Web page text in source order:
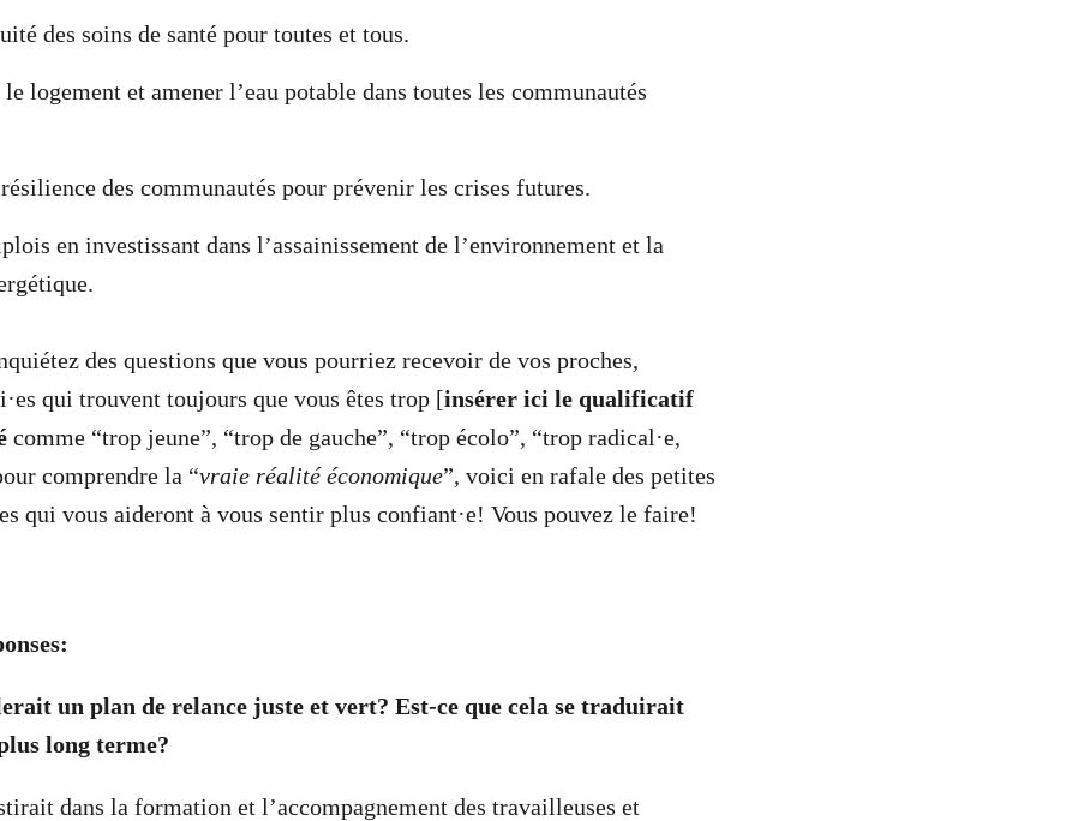
des soins de santé pour toutes et tous.
logement et amener l’eau potable dans toutes les communautés
des communautés pour prévenir les crises futures.
en investissant dans l’assainissement de l’environnement et la
des questions que vous pourriez recevoir de vos proches,
qui trouvent toujours que vous êtes trop [insérer ici le qualificatif
comme “trop jeune”, “trop de gauche”, “trop écolo”, “trop radical·e,
comprendre la “vraie réalité économique”, voici en rafale des petites
qui vous aideront à vous sentir plus confiant·e! Vous pouvez le faire!
un plan de relance juste et vert? Est-ce que cela se traduirait
long terme?
dans la formation et l’accompagnement des travailleuses et